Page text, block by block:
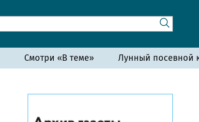
Смотри «В теме» Лунный посевной